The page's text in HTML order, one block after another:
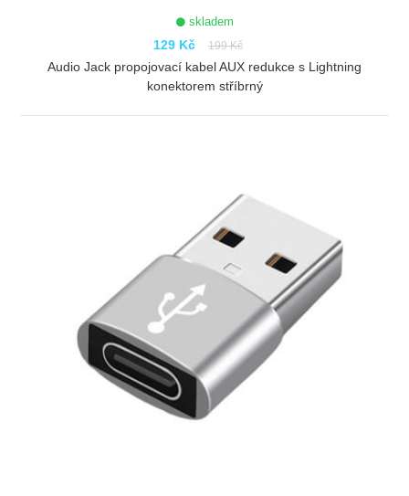
skladem
129 Kč 199 Kč
Audio Jack propojovací kabel AUX redukce s Lightning
konektorem stříbrný